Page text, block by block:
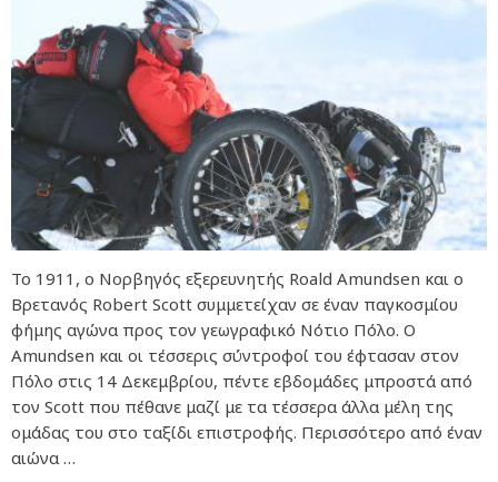
Το 1911, ο Νορβηγός εξερευνητής Roald Amundsen και ο
Βρετανός Robert Scott συμμετείχαν σε έναν παγκοσμίου
φήμης αγώνα προς τον γεωγραφικό Νότιο Πόλο. Ο
Amundsen και οι τέσσερις σύντροφοί του έφτασαν στον
Πόλο στις 14 Δεκεμβρίου, πέντε εβδομάδες μπροστά από
τον Scott που πέθανε μαζί με τα τέσσερα άλλα μέλη της
ομάδας του στο ταξίδι επιστροφής. Περισσότερο από έναν
αιώνα …